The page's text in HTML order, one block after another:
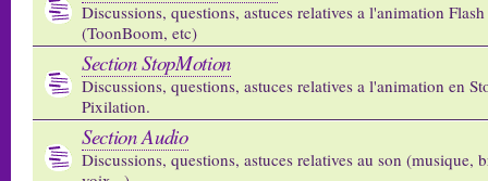
Discussions, questions, astuces relatives a l'animation
(ToonBoom, etc)
Section StopMotion
Discussions, questions, astuces relatives a l'animation en
Pixilation.
Section Audio
Discussions, questions, astuces relatives au son (musique,